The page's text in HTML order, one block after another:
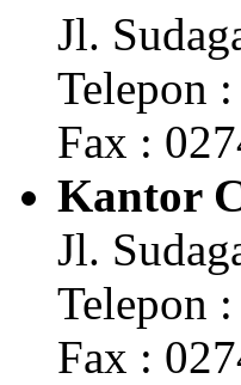
Jl.
Telepon
Fax :
Kantor
Jl.
Telepon
Fax :